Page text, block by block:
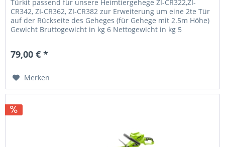
Türkit passend für unsere Heimtiergehege ZI-CR322,ZI-
CR342, ZI-CR362, ZI-CR382 zur Erweiterung um eine 2te Tür
auf der Rückseite des Geheges (für Gehege mit 2.5m Höhe)
Gewicht Bruttogewicht in kg 6 Nettogewicht in kg 5
79,00 € *
Merken